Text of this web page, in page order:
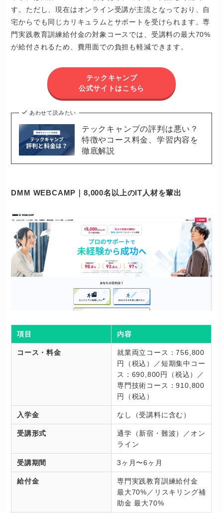
す。ただし、現在はオンライン受講が主流となっており、自
宅からでも同じカリキュラムとサポートを受けられます。専
門実践教育訓練給付金の対象コースでは、受講料の最大70%
が給付されるため、費用面での負担も軽減できます。
テックキャンプ
公式サイトはこちら
あわせて読みたい
テックキャンプの評判は悪い？
特徴やコース料金、学習内容を
徹底解説
DMM WEBCAMP｜8,000名以上のIT人材を輩出
項目 内容
コース・料金
就業両立コース：756,800
円（税込）／短期集中コー
ス：690,800円（税込）／
専門技術コース：910,800
円（税込）
入学金 なし（受講料に含む）
受講形式
通学（新宿・難波）／オン
ライン
受講期間 3ヶ月〜6ヶ月
給付金
専門実践教育訓練給付金
最大70%／リスキリング補
助金 最大70%